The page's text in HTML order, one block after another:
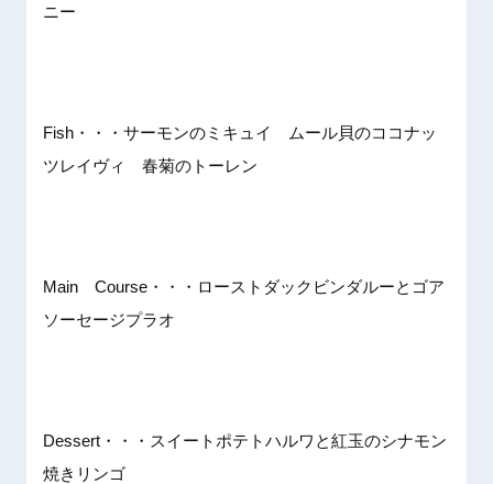
ニー
Fish・・・サーモンのミキュイ ムール貝のココナッ
ツレイヴィ 春菊のトーレン
Main Course・・・ローストダックビンダルーとゴア
ソーセージプラオ
Dessert・・・スイートポテトハルワと紅玉のシナモン
焼きリンゴ